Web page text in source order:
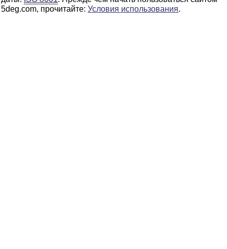
5deg.com, прочитайте: Условия использования.